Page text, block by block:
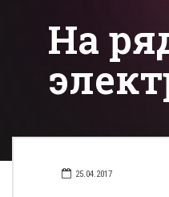
На
25.04.2017